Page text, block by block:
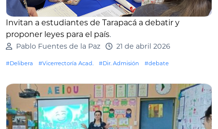
Invitan a estudiantes de Tarapacá a debatir y
proponer leyes para el país.
Pablo Fuentes de la Paz 21 de abril 2026
#Delibera #Vicerrectoría Acad. #Dir. Admisión #debate